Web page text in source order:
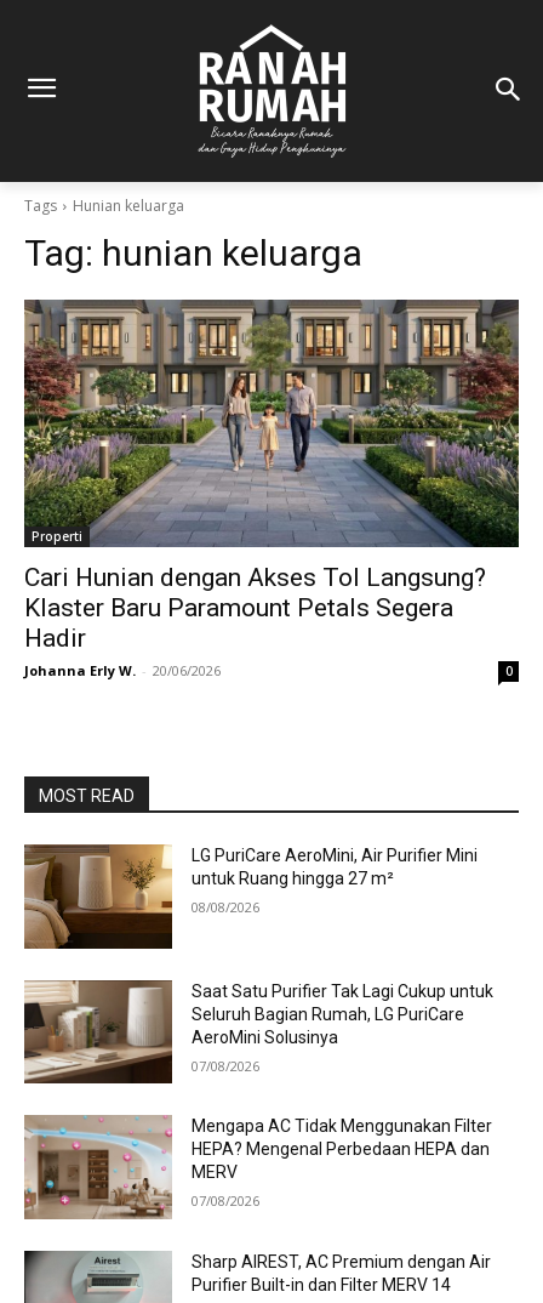
Tags Hunian keluarga
Tag: hunian keluarga
Properti
Cari Hunian dengan Akses Tol Langsung?
Klaster Baru Paramount Petals Segera
Hadir
Johanna Erly W. - 20/06/2026 0
MOST READ
LG PuriCare AeroMini, Air Purifier Mini
untuk Ruang hingga 27 m²
08/08/2026
Saat Satu Purifier Tak Lagi Cukup untuk
Seluruh Bagian Rumah, LG PuriCare
AeroMini Solusinya
07/08/2026
Mengapa AC Tidak Menggunakan Filter
HEPA? Mengenal Perbedaan HEPA dan
MERV
07/08/2026
Sharp AIREST, AC Premium dengan Air
Purifier Built-in dan Filter MERV 14